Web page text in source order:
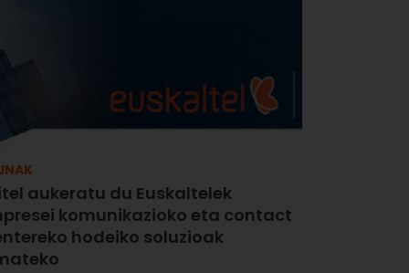
aukeratu du Euskaltelek
komunikazioko eta contact
hodeiko soluzioak